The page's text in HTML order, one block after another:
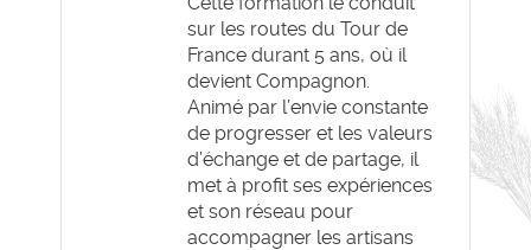
sur les routes du Tour de
France durant 5 ans, où il
devient Compagnon.
Animé par l’envie constante
de progresser et les valeurs
d’échange et de partage, il
met à profit ses expériences
et son réseau pour
accompagner les artisans